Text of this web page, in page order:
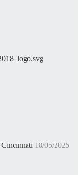
18/05/2025